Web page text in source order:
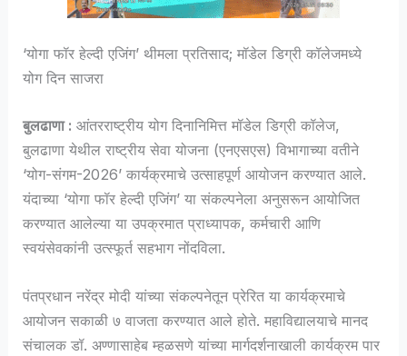
‘योगा फॉर हेल्दी एजिंग’ थीमला प्रतिसाद; मॉडेल डिग्री कॉलेजमध्ये
योग दिन साजरा
बुलढाणा : आंतरराष्ट्रीय योग दिनानिमित्त मॉडेल डिग्री कॉलेज,
बुलढाणा येथील राष्ट्रीय सेवा योजना (एनएसएस) विभागाच्या वतीने
‘योग-संगम-2026’ कार्यक्रमाचे उत्साहपूर्ण आयोजन करण्यात आले.
यंदाच्या ‘योगा फॉर हेल्दी एजिंग’ या संकल्पनेला अनुसरून आयोजित
करण्यात आलेल्या या उपक्रमात प्राध्यापक, कर्मचारी आणि
स्वयंसेवकांनी उत्स्फूर्त सहभाग नोंदविला.
पंतप्रधान नरेंद्र मोदी यांच्या संकल्पनेतून प्रेरित या कार्यक्रमाचे
आयोजन सकाळी ७ वाजता करण्यात आले होते. महाविद्यालयाचे मानद
संचालक डॉ. अण्णासाहेब म्हळसणे यांच्या मार्गदर्शनाखाली कार्यक्रम पार